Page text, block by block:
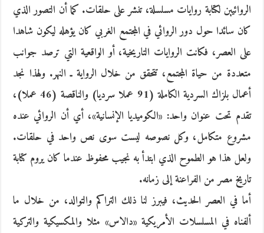
الروائيين لكتابة روايات مسلسلة، تنشر على حلقات. كما أن التصور الذي
كان سائدا حول دور الروائي في المجتمع الغربي كان يؤهله ليكون شاهدا
على العصر، فكانت الروايات التاريخية، أو الواقعية التي ترصد جوانب
متعددة من حياة المجتمع، تتحقق من خلال الرواية ـ النهر. ولهذا نجد
أعمال بلزاك السردية الكاملة (91 عملا سرديا) والناقصة (46 عملا)،
تقدم تحت عنوان واحد: «الكوميديا الإنسانية»، أي أن الروائي عنده
مشروع متكامل، وكل نصوصه ليست سوى نص واحد في حلقات.
ولعل هذا هو الطموح الذي ابتدأ به نجيب محفوظ عندما كان يروم كتابة
تاريخ مصر من الفراعنة إلى زمانه.
أما في العصر الحديث، فيبرز لنا ذلك التراكم والتوالد، من خلال ما
ألفناه في المسلسلات الأمريكية «دالاس» مثلا والمكسيكية والتركية